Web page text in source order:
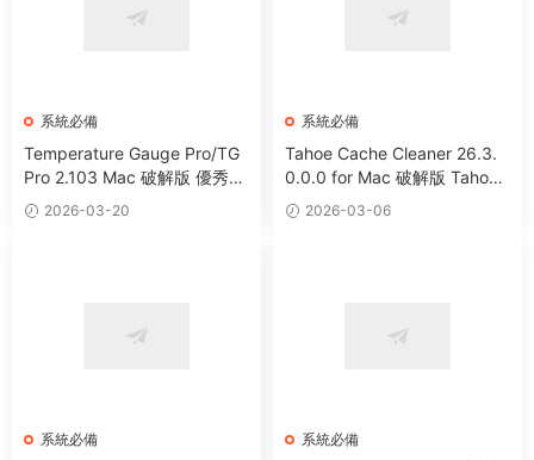
系統必備
Temperature Gauge Pro/TG
Pro 2.103 Mac 破解版 優秀硬
件溫度監測工具
2026-03-20
系統必備
Tahoe Cache Cleaner 26.3.
0.0.0 for Mac 破解版 Tahoe
系統優化防病毒清理軟件
2026-03-06
系統必備 系統必備